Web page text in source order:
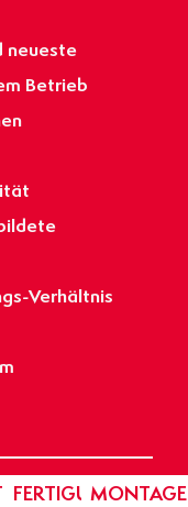
neueste
Betrieb
Verhältnis
FERTIGUNGMONTAGE